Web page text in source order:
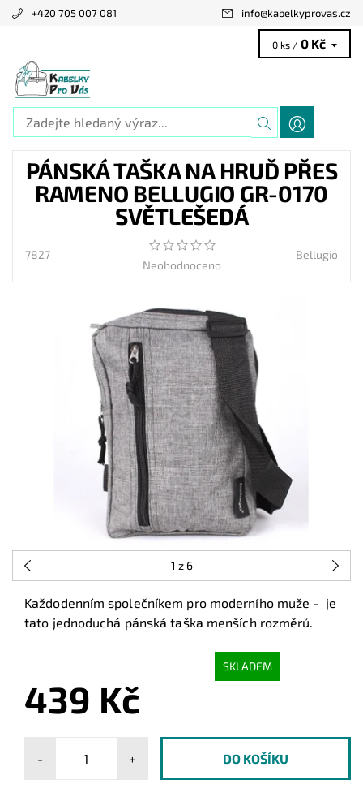
+420 705 007 081 info@kabelkyprovas.cz
0 ks / 0 Kč
PÁNSKÁ TAŠKA NA HRUĎ PŘES
RAMENO BELLUGIO GR-0170
SVĚTLEŠEDÁ
7827
Neohodnoceno
Bellugio
1 z 6
Každodenním společníkem pro moderního muže - je
tato jednoduchá pánská taška menších rozměrů.
SKLADEM
439 Kč
- +